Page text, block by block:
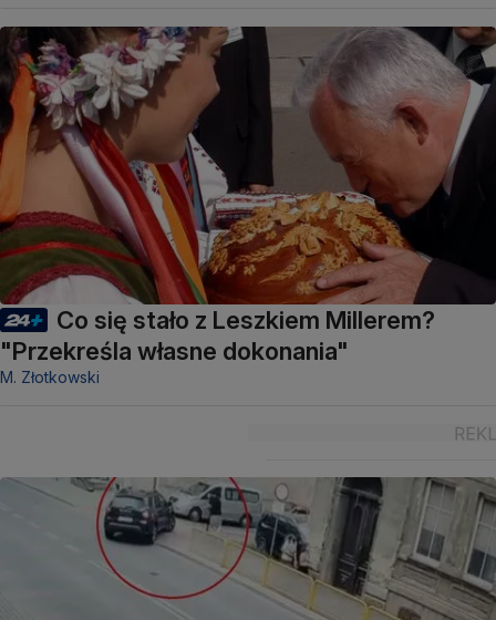
Co się stało z Leszkiem Millerem?
"Przekreśla własne dokonania"
M. Złotkowski